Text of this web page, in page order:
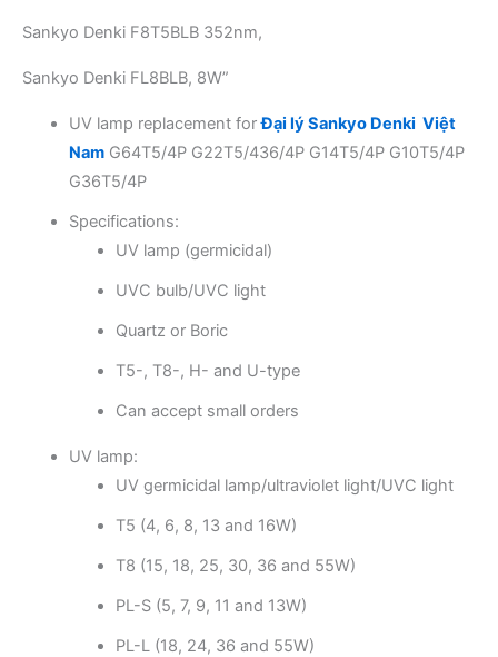
Sankyo Denki F8T5BLB 352nm,
Sankyo Denki FL8BLB, 8W”
UV lamp replacement forĐại lý Sankyo Denki Việt
Nam G64T5/4P G22T5/436/4P G14T5/4P G10T5/4P
G36T5/4P
Specifications:
UV lamp (germicidal)
UVC bulb/UVC light
Quartz or Boric
T5-, T8-, H- and U-type
Can accept small orders
UV lamp:
UV germicidal lamp/ultraviolet light/UVC light
T5 (4, 6, 8, 13 and 16W)
T8 (15, 18, 25, 30, 36 and 55W)
PL-S (5, 7, 9, 11 and 13W)
PL-L (18, 24, 36 and 55W)